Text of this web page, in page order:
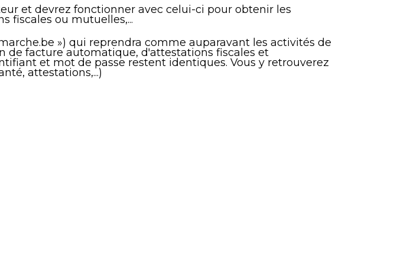
et devrez fonctionner avec celui-ci pour obtenir les
fiscales ou mutuelles,...
») qui reprendra comme auparavant les activités de
de facture automatique, d'attestations fiscales et
et mot de passe restent identiques. Vous y retrouverez
attestations,...)